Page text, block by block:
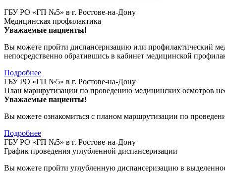
ГБУ РО «ГП №5» в г. Ростове-на-Дону
Медицинская профилактика
Уважаемые пациенты!
Вы можете пройти диспансеризацию или профилактический
непосредственно обратившись в кабинет медицинской
Подробнее
ГБУ РО «ГП №5» в г. Ростове-на-Дону
План маршрутизации по проведению медицинских осмотров
Уважаемые пациенты!
Вы можете ознакомиться с планом маршрутизации по
Подробнее
ГБУ РО «ГП №5» в г. Ростове-на-Дону
График проведения углубленной диспансеризации
Вы можете пройти углубленную диспансеризацию в